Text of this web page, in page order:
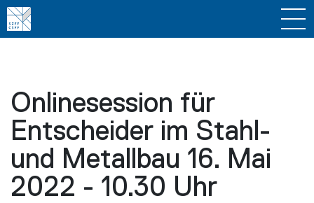
Onlinesession für
Entscheider im Stahl-
und Metallbau 16. Mai
2022 - 10.30 Uhr